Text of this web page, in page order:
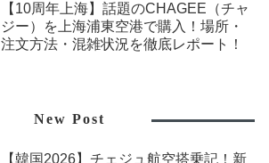
【10周年上海】話題のCHAGEE（チャ
ジー）を上海浦東空港で購入！場所・
注文方法・混雑状況を徹底レポート！
New Post
【韓国2026】チェジュ航空搭乗記！新